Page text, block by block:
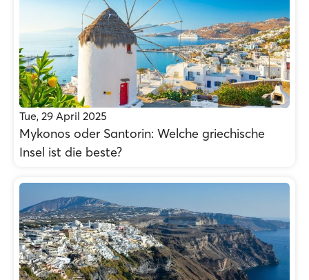
Tue, 29 April 2025
Mykonos oder Santorin: Welche griechische
Insel ist die beste?